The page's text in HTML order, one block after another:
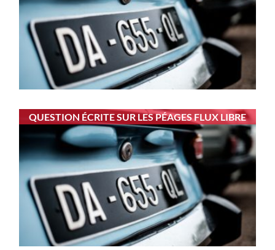
QUESTION ÉCRITE SUR LES PÉAGES FLUX LIBRE